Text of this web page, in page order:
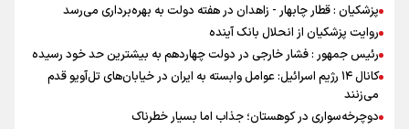
پزشکیان : قطار چابهار - زاهدان در هفته دولت به بهره‌برداری می‌رسد
روایت پزشکیان از انحلال بانک آینده
رئیس جمهور : فشار خارجی در دولت چهاردهم به بیشترین حد خود رسیده
کانال ۱۴ رژیم اسرائیل: عوامل وابسته به ایران در خیابان‌های تل‌آویو قدم
می‌زنند
دوچرخه‌سواری در کوهستان؛ جذاب اما بسیار خطرناک